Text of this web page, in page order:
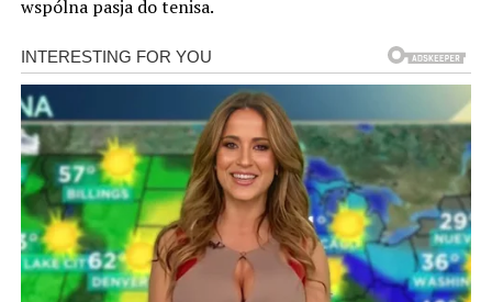
wspólna pasja do tenisa.